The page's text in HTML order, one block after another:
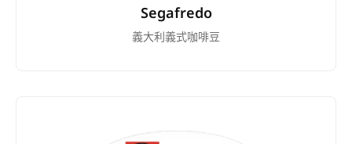
Segafredo
義大利義式咖啡豆